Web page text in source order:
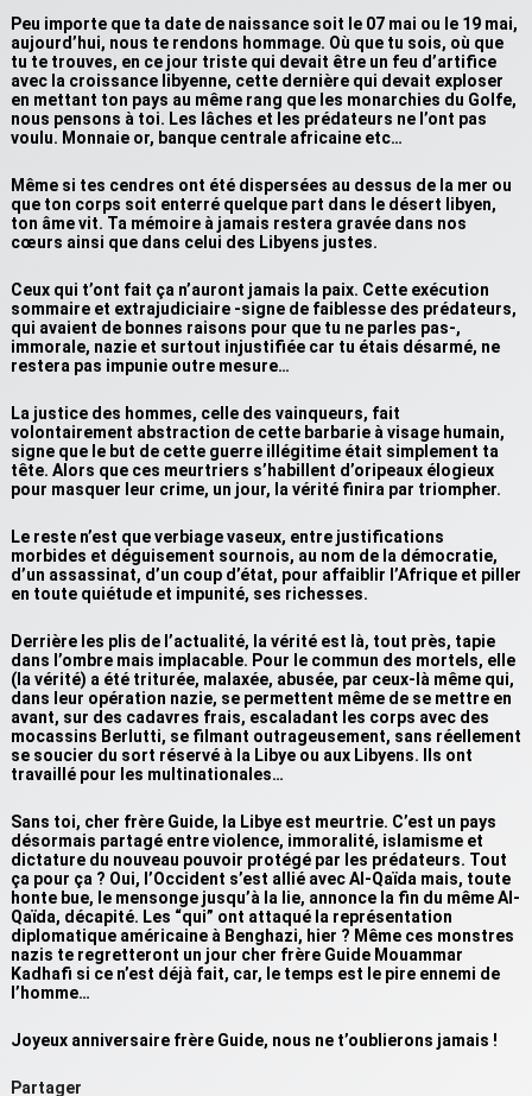
Peu importe que ta date de naissance soit le 07 mai ou le 19 mai,
aujourd’hui, nous te rendons hommage. Où que tu sois, où que
tu te trouves, en ce jour triste qui devait être un feu d’artifice
avec la croissance libyenne, cette dernière qui devait exploser
en mettant ton pays au même rang que les monarchies du Golfe,
nous pensons à toi. Les lâches et les prédateurs ne l’ont pas
voulu. Monnaie or, banque centrale africaine etc…
Même si tes cendres ont été dispersées au dessus de la mer ou
que ton corps soit enterré quelque part dans le désert libyen,
ton âme vit. Ta mémoire à jamais restera gravée dans nos
cœurs ainsi que dans celui des Libyens justes.
Ceux qui t’ont fait ça n’auront jamais la paix. Cette exécution
sommaire et extrajudiciaire -signe de faiblesse des prédateurs,
qui avaient de bonnes raisons pour que tu ne parles pas-,
immorale, nazie et surtout injustifiée car tu étais désarmé, ne
restera pas impunie outre mesure…
La justice des hommes, celle des vainqueurs, fait
volontairement abstraction de cette barbarie à visage humain,
signe que le but de cette guerre illégitime était simplement ta
tête. Alors que ces meurtriers s’habillent d’oripeaux élogieux
pour masquer leur crime, un jour, la vérité finira par triompher.
Le reste n’est que verbiage vaseux, entre justifications
morbides et déguisement sournois, au nom de la démocratie,
d’un assassinat, d’un coup d’état, pour affaiblir l’Afrique et piller
en toute quiétude et impunité, ses richesses.
Derrière les plis de l’actualité, la vérité est là, tout près, tapie
dans l’ombre mais implacable. Pour le commun des mortels, elle
(la vérité) a été triturée, malaxée, abusée, par ceux-là même qui,
dans leur opération nazie, se permettent même de se mettre en
avant, sur des cadavres frais, escaladant les corps avec des
mocassins Berlutti, se filmant outrageusement, sans réellement
se soucier du sort réservé à la Libye ou aux Libyens. Ils ont
travaillé pour les multinationales…
Sans toi, cher frère Guide, la Libye est meurtrie. C’est un pays
désormais partagé entre violence, immoralité, islamisme et
dictature du nouveau pouvoir protégé par les prédateurs. Tout
ça pour ça ? Oui, l’Occident s’est allié avec Al-Qaïda mais, toute
honte bue, le mensonge jusqu’à la lie, annonce la fin du même Al-
Qaïda, décapité. Les “qui” ont attaqué la représentation
diplomatique américaine à Benghazi, hier ? Même ces monstres
nazis te regretteront un jour cher frère Guide Mouammar
Kadhafi si ce n’est déjà fait, car, le temps est le pire ennemi de
l’homme…
Joyeux anniversaire frère Guide, nous ne t’oublierons jamais !
Partager